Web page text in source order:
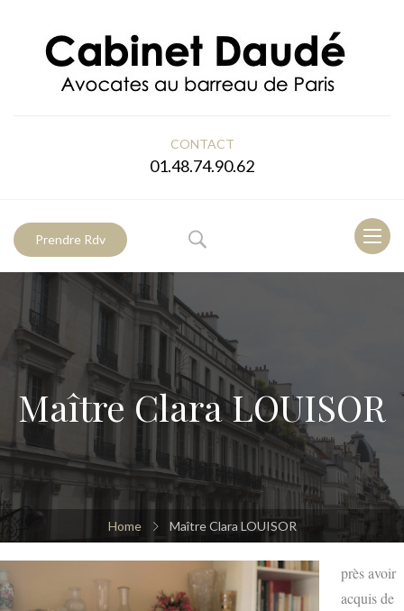
CONTACT
01.48.74.90.62
Toggle
Prendre Rdv
Maître Clara LOUISOR
Home Maître Clara LOUISOR
près avoir
acquis de